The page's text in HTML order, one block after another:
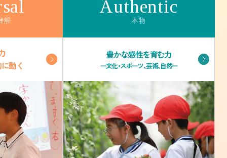
解
動く
Authentic
本物
豊かな感性を育む力
ー文化・スポーツ、芸術、自然ー